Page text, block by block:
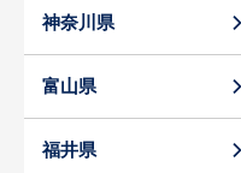
神奈川県
富山県
福井県